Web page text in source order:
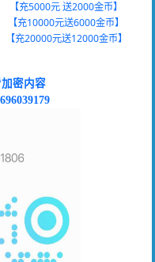
【充5000元 送2000金币】
【充10000元送6000金币】
【充20000元送12000金币】
密内容